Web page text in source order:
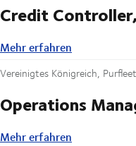
Credit
Mehr erfahren
Mehr erfahren
Vereinigtes Königreich,
Operations
Mehr erfahren
Mehr erfahren